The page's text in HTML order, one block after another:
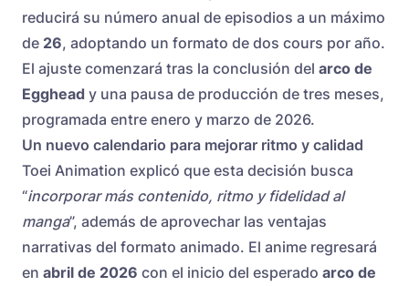
reducirá su número anual de episodios a un máximo
de 26, adoptando un formato de dos cours por año.
El ajuste comenzará tras la conclusión del arco de
Egghead y una pausa de producción de tres meses,
programada entre enero y marzo de 2026.
Un nuevo calendario para mejorar ritmo y calidad
Toei Animation explicó que esta decisión busca
“incorporar más contenido, ritmo y fidelidad al
manga”, además de aprovechar las ventajas
narrativas del formato animado. El anime regresará
en abril de 2026 con el inicio del esperado arco de